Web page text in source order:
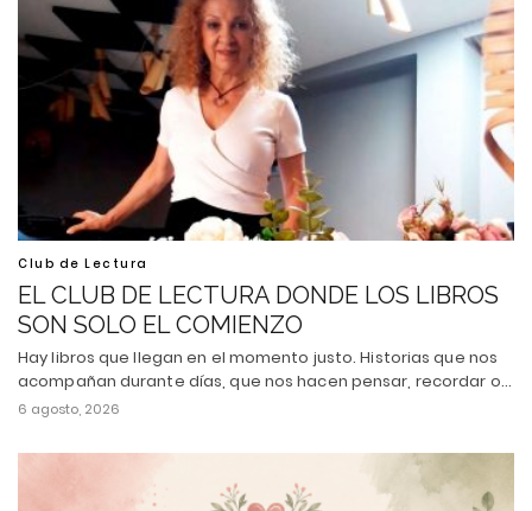
Club de Lectura
EL CLUB DE LECTURA DONDE LOS LIBROS
SON SOLO EL COMIENZO
Hay libros que llegan en el momento justo. Historias que nos
acompañan durante días, que nos hacen pensar, recordar o…
6 agosto, 2026